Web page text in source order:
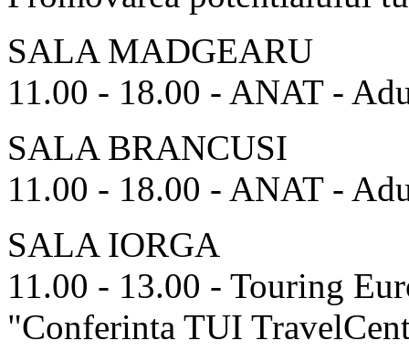
SALA MADGEARU
11.00 - 18.00 - ANAT -
SALA BRANCUSI
11.00 - 18.00 - ANAT -
SALA IORGA
11.00 - 13.00 - Touring
"Conferinta TUI